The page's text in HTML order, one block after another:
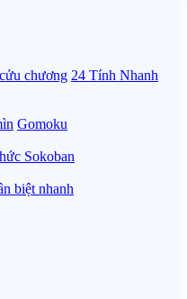
chương 24 Tính Nhanh
Gomoku
Sokoban
biệt nhanh